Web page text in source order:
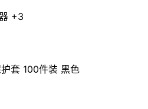
+3
套 100件装 黑色